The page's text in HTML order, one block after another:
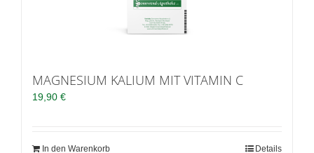
MAGNESIUM KALIUM MIT VITAMIN C
19,90 €
In den Warenkorb Details